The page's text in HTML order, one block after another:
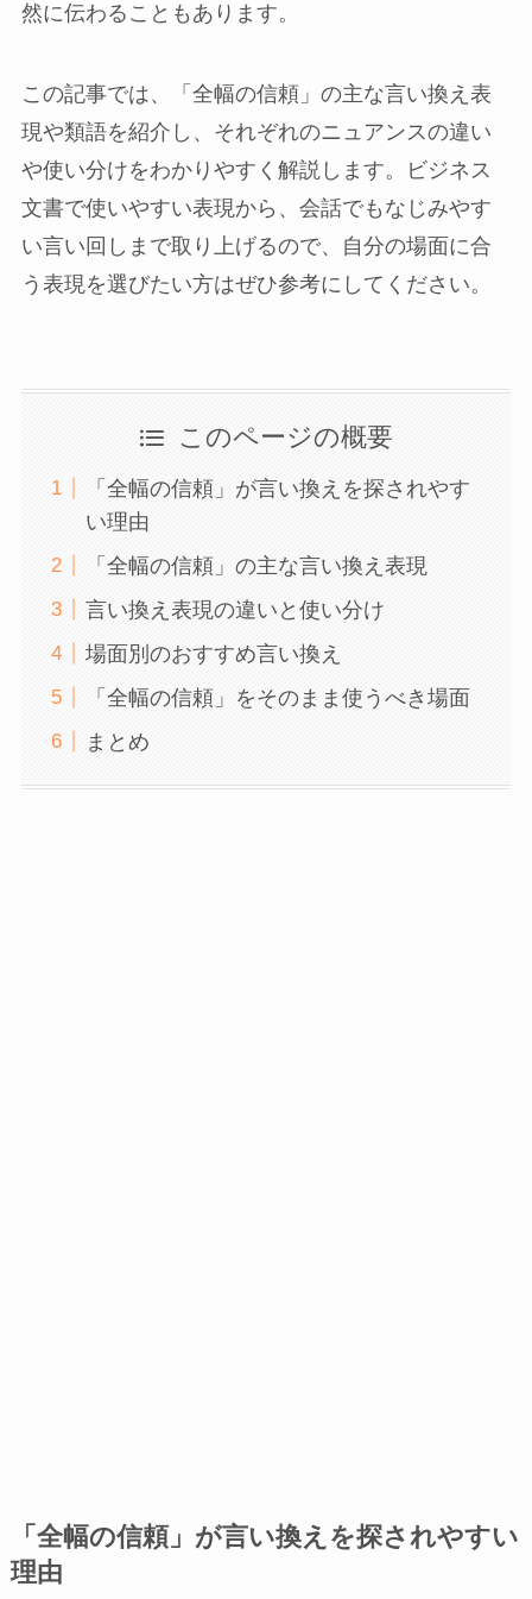
然に伝わることもあります。
この記事では、「全幅の信頼」の主な言い換え表
現や類語を紹介し、それぞれのニュアンスの違い
や使い分けをわかりやすく解説します。ビジネス
文書で使いやすい表現から、会話でもなじみやす
い言い回しまで取り上げるので、自分の場面に合
う表現を選びたい方はぜひ参考にしてください。
このページの概要
「全幅の信頼」が言い換えを探されやす
い理由
「全幅の信頼」の主な言い換え表現
言い換え表現の違いと使い分け
場面別のおすすめ言い換え
「全幅の信頼」をそのまま使うべき場面
まとめ
「全幅の信頼」が言い換えを探されやすい
理由